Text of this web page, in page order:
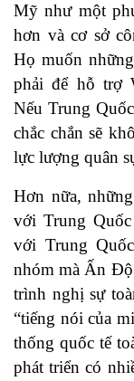
Mỹ như một
hơn và cơ sở
Họ muốn
phải để hỗ trợ
Nếu Trung
chắc chắn sẽ
lực lượng quân
Hơn nữa,
với Trung
với Trung
nhóm mà Ấn
trình nghị sự
“tiếng nói của
thống quốc tế
phát triển có